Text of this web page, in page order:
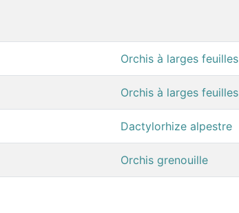
Orchis à larges feuilles
Orchis à larges feuilles
Dactylorhize alpestre
Orchis grenouille